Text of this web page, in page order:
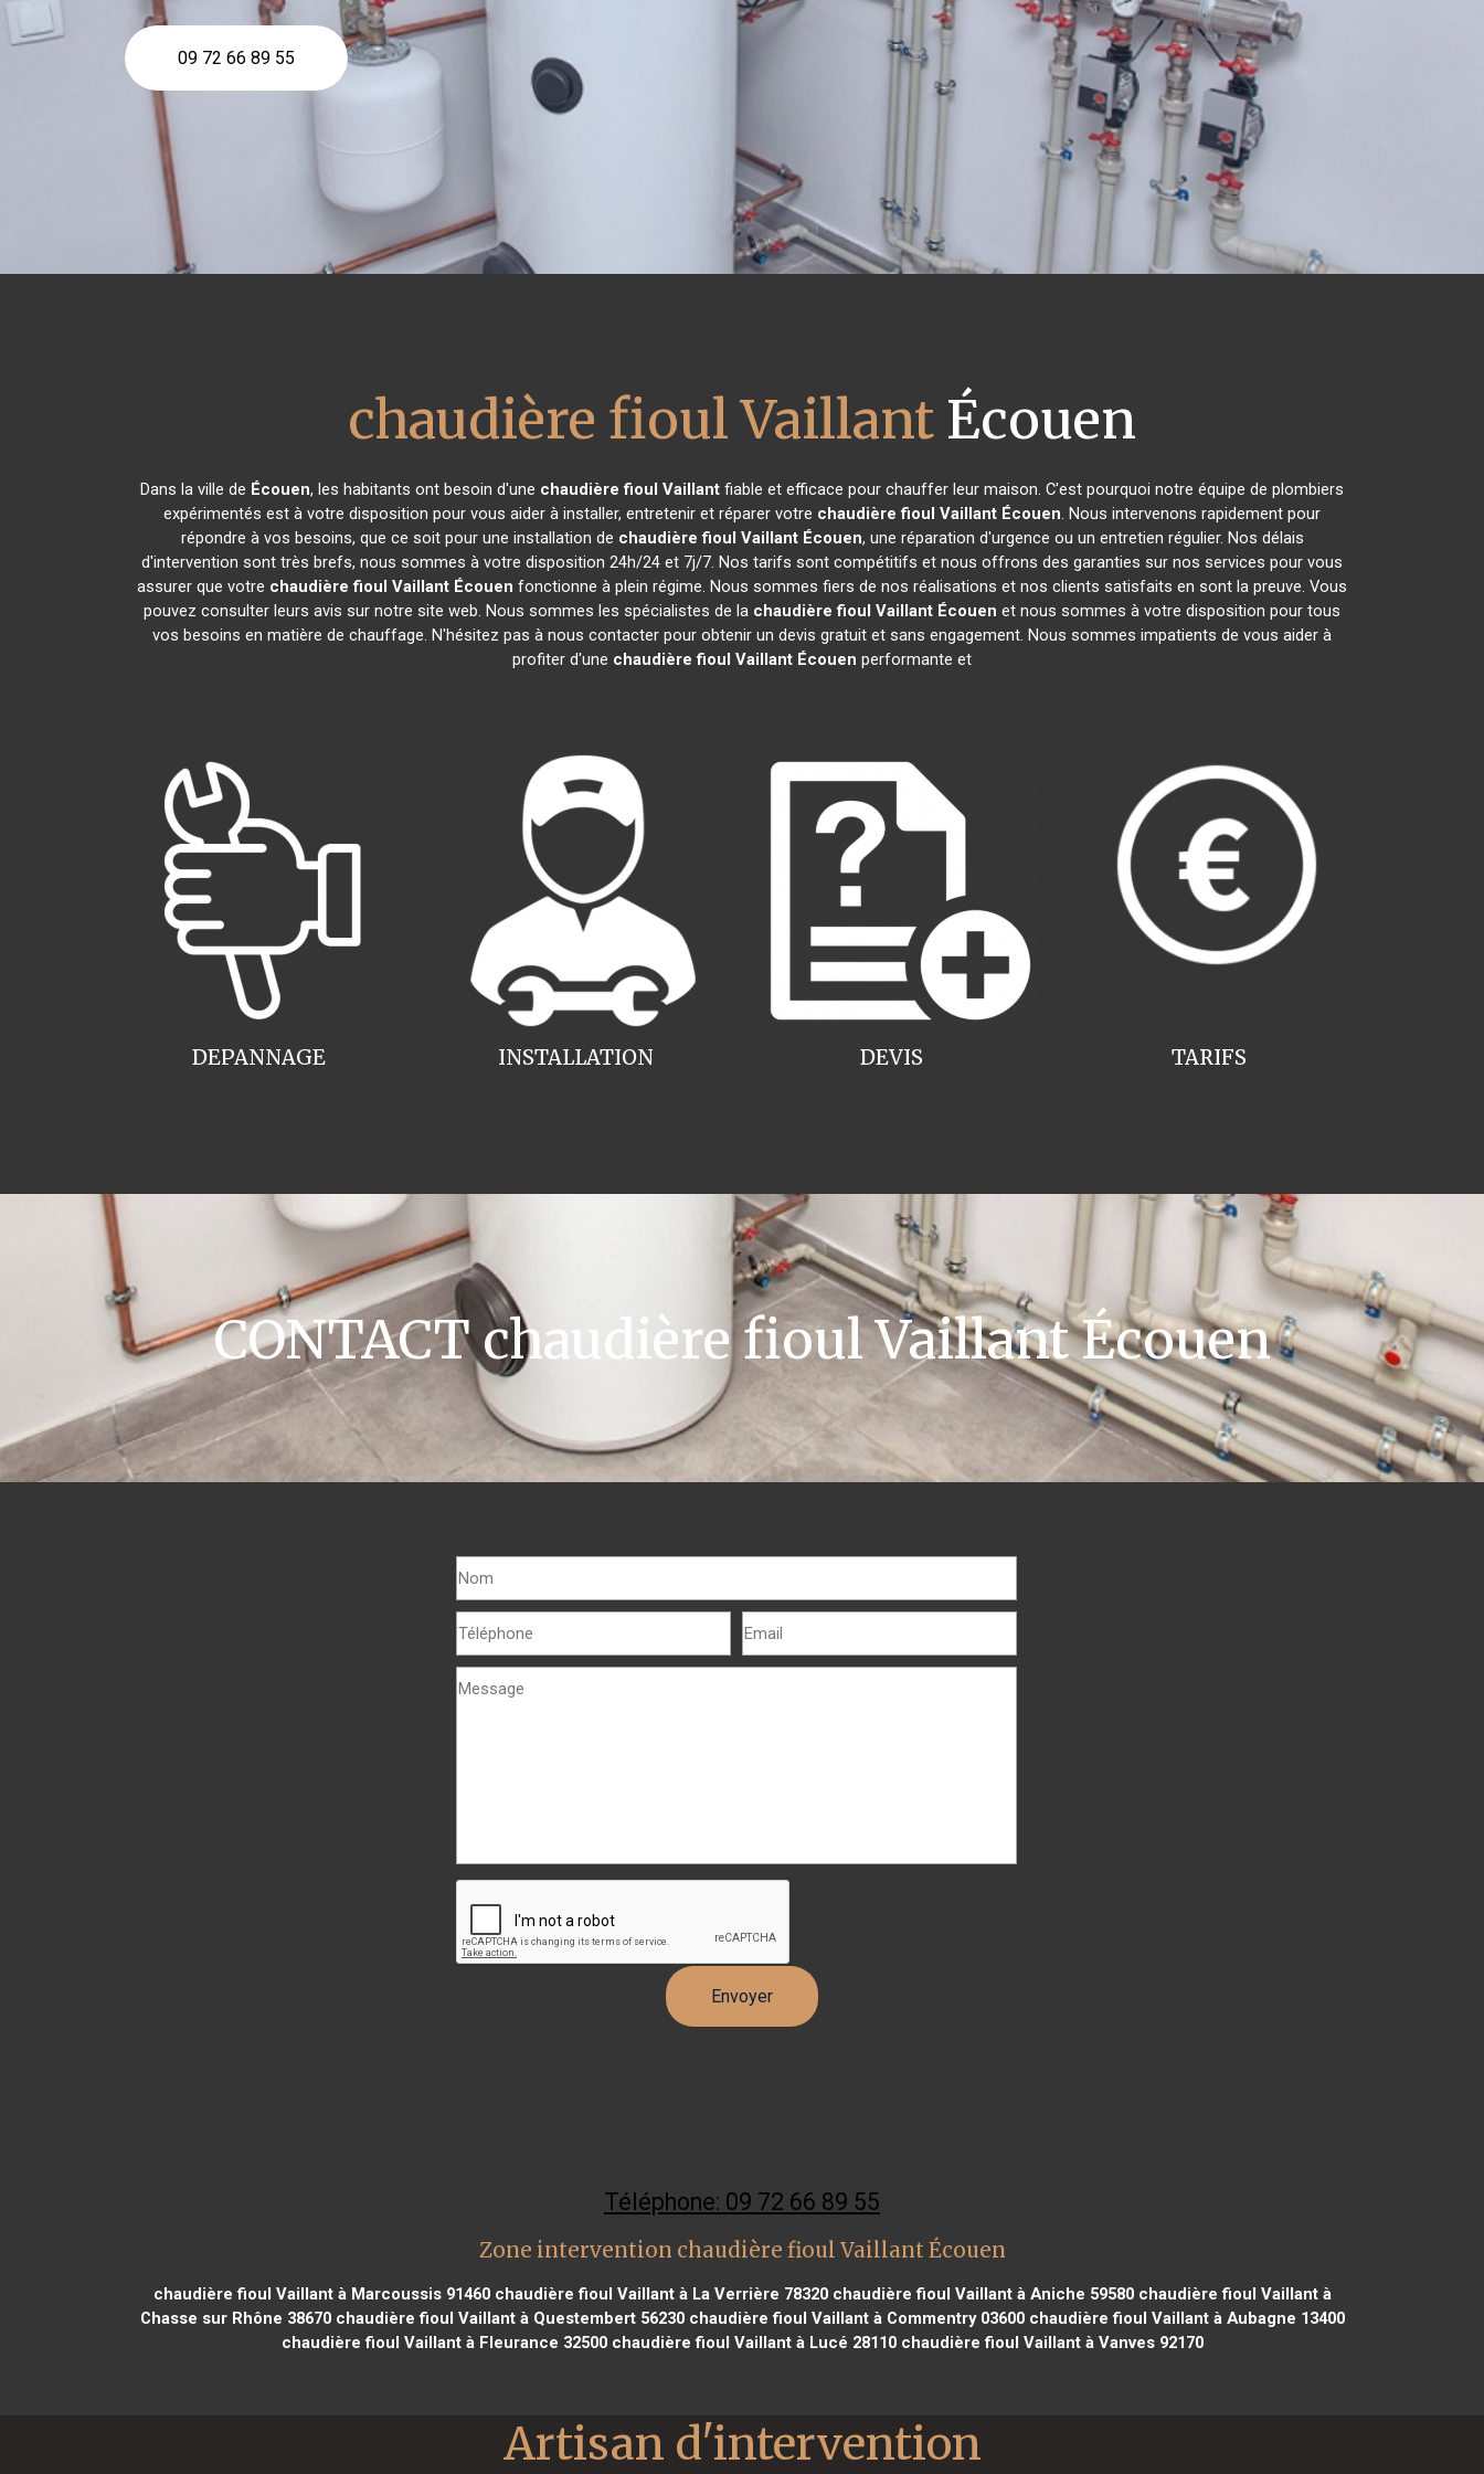
09 72 66 89 55
chaudière fioul Vaillant Écouen
Dans la ville de Écouen, les habitants ont besoin d'une chaudière fioul Vaillant fiable et efficace pour chauffer leur maison. C'est pourquoi notre équipe de plombiers
expérimentés est à votre disposition pour vous aider à installer, entretenir et réparer votre chaudière fioul Vaillant Écouen. Nous intervenons rapidement pour
répondre à vos besoins, que ce soit pour une installation de chaudière fioul Vaillant Écouen, une réparation d'urgence ou un entretien régulier. Nos délais
d'intervention sont très brefs, nous sommes à votre disposition 24h/24 et 7j/7. Nos tarifs sont compétitifs et nous offrons des garanties sur nos services pour vous
assurer que votre chaudière fioul Vaillant Écouen fonctionne à plein régime. Nous sommes fiers de nos réalisations et nos clients satisfaits en sont la preuve. Vous
pouvez consulter leurs avis sur notre site web. Nous sommes les spécialistes de la chaudière fioul Vaillant Écouen et nous sommes à votre disposition pour tous
vos besoins en matière de chauffage. N'hésitez pas à nous contacter pour obtenir un devis gratuit et sans engagement. Nous sommes impatients de vous aider à
profiter d'une chaudière fioul Vaillant Écouen performante et
INSTALLATION
DEPANNAGE TARIFS
DEVIS
CONTACT chaudière fioul Vaillant Écouen
Téléphone: 09 72 66 89 55
Zone intervention chaudière fioul Vaillant Écouen
chaudière fioul Vaillant à Marcoussis 91460chaudière fioul Vaillant à La Verrière 78320chaudière fioul Vaillant à Aniche 59580chaudière fioul Vaillant à
Chasse sur Rhône 38670chaudière fioul Vaillant à Questembert 56230chaudière fioul Vaillant à Commentry 03600chaudière fioul Vaillant à Aubagne 13400
chaudière fioul Vaillant à Fleurance 32500chaudière fioul Vaillant à Lucé 28110chaudière fioul Vaillant à Vanves 92170
Artisan d'intervention